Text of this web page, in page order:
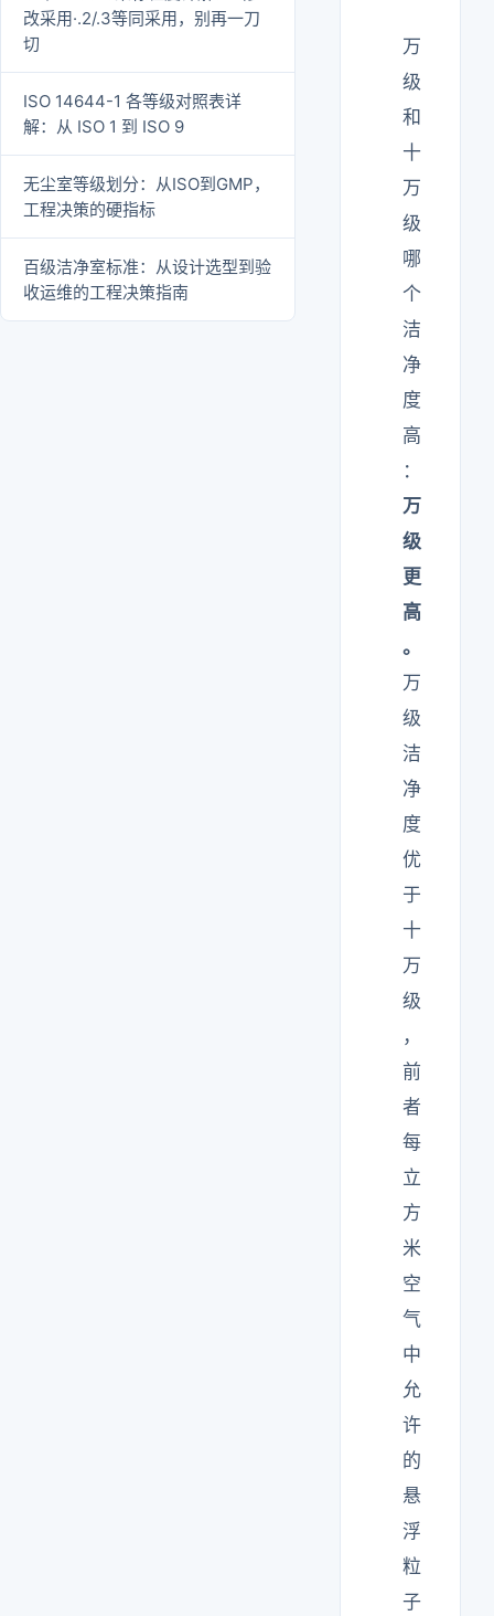
改采用·.2/.3等同采用，别再一刀
切
ISO 14644-1 各等级对照表详
解：从 ISO 1 到 ISO 9
无尘室等级划分：从ISO到GMP，
工程决策的硬指标
百级洁净室标准：从设计选型到验
收运维的工程决策指南
万
级
和
十
万
级
哪
个
洁
净
度
高
：
万
级
更
高
。
万
级
洁
净
度
优
于
十
万
级
，
前
者
每
立
方
米
空
气
中
允
许
的
悬
浮
粒
子